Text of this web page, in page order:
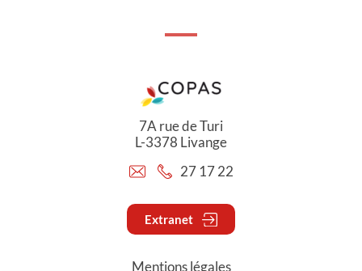
7A rue de Turi
L-3378 Livange
27 17 22
Extranet
Mentions légales